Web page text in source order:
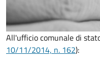
All'ufficio comunale di
10/11/2014, n. 162):